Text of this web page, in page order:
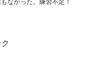
なかった。練習不足！